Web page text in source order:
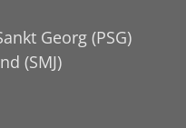
Georg (PSG)
(SMJ)